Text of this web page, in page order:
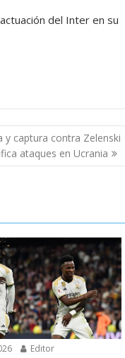
del Inter en su
y captura contra Zelenski
ataques en Ucrania
Editor